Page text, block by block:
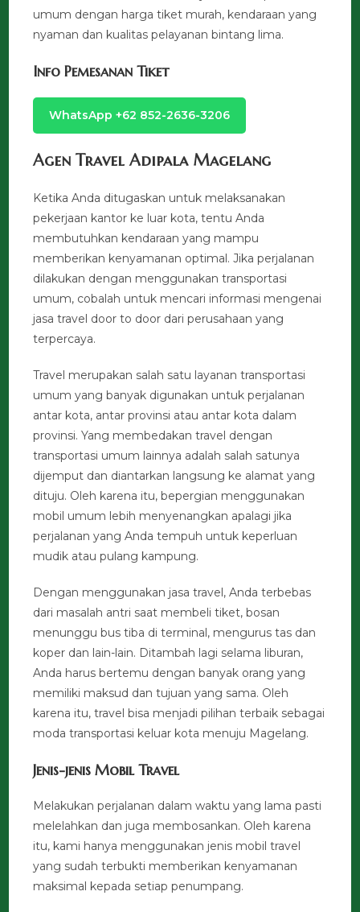
umum dengan harga tiket murah, kendaraan yang
nyaman dan kualitas pelayanan bintang lima.
Info Pemesanan Tiket
WhatsApp +62 852-2636-3206
Agen Travel Adipala Magelang
Ketika Anda ditugaskan untuk melaksanakan
pekerjaan kantor ke luar kota, tentu Anda
membutuhkan kendaraan yang mampu
memberikan kenyamanan optimal. Jika perjalanan
dilakukan dengan menggunakan transportasi
umum, cobalah untuk mencari informasi mengenai
jasa travel door to door dari perusahaan yang
terpercaya.
Travel merupakan salah satu layanan transportasi
umum yang banyak digunakan untuk perjalanan
antar kota, antar provinsi atau antar kota dalam
provinsi. Yang membedakan travel dengan
transportasi umum lainnya adalah salah satunya
dijemput dan diantarkan langsung ke alamat yang
dituju. Oleh karena itu, bepergian menggunakan
mobil umum lebih menyenangkan apalagi jika
perjalanan yang Anda tempuh untuk keperluan
mudik atau pulang kampung.
Dengan menggunakan jasa travel, Anda terbebas
dari masalah antri saat membeli tiket, bosan
menunggu bus tiba di terminal, mengurus tas dan
koper dan lain-lain. Ditambah lagi selama liburan,
Anda harus bertemu dengan banyak orang yang
memiliki maksud dan tujuan yang sama. Oleh
karena itu, travel bisa menjadi pilihan terbaik sebagai
moda transportasi keluar kota menuju Magelang.
Jenis-jenis Mobil Travel
Melakukan perjalanan dalam waktu yang lama pasti
melelahkan dan juga membosankan. Oleh karena
itu, kami hanya menggunakan jenis mobil travel
yang sudah terbukti memberikan kenyamanan
maksimal kepada setiap penumpang.